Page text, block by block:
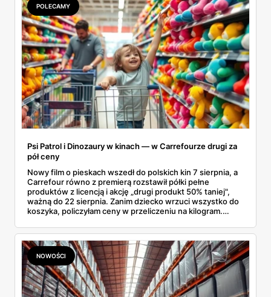
POLECAMY
Psi Patrol i Dinozaury w kinach — w Carrefourze drugi za
pół ceny
Nowy film o pieskach wszedł do polskich kin 7 sierpnia, a
Carrefour równo z premierą rozstawił półki pełne
produktów z licencją i akcję „drugi produkt 50% taniej",
ważną do 22 sierpnia. Zanim dziecko wrzuci wszystko do
koszyka, policzyłam ceny w przeliczeniu na kilogram.
prawie 140 zł za kilogram, ale lody do mrożenia i rurki
waflowe bronią się nawet bez rabatu.
NOWOŚCI